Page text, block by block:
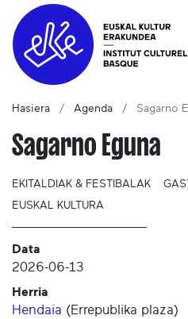
Hasiera Agenda Sagarno
Sagarno Eguna
EKITALDIAK & FESTIBALAK
EUSKAL KULTURA
Data
2026-06-13
Herria
Hendaia (Errepublika plaza)